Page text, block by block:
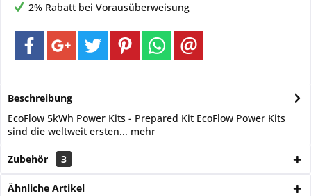
2% Rabatt bei Vorausüberweisung
Beschreibung
EcoFlow 5kWh Power Kits - Prepared Kit EcoFlow Power Kits
sind die weltweit ersten... mehr
Zubehör 3
Ähnliche Artikel